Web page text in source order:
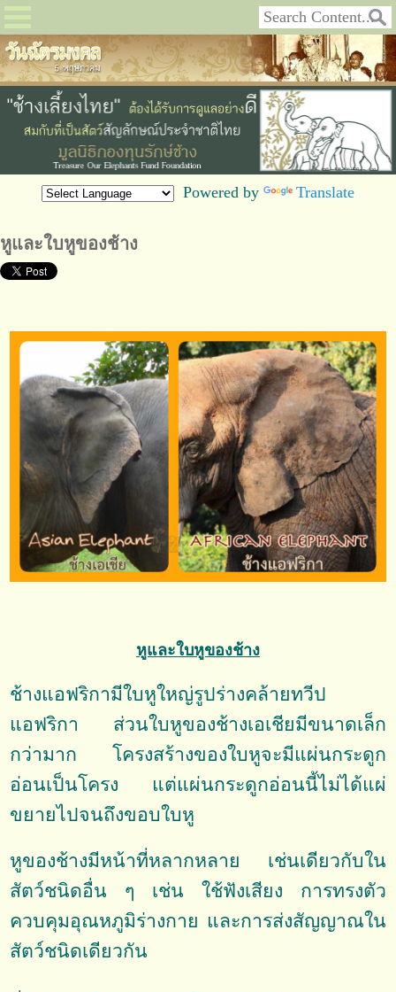
Powered by Translate
หูและใบหูของช้าง
หูและใบหูของช้าง
ช้างแอฟริกามีใบหูใหญ่รูปร่างคล้ายทวีป
แอฟริกา ส่วนใบหูของช้างเอเชียมีขนาดเล็ก
กว่ามาก โครงสร้างของใบหูจะมีแผ่นกระดูก
อ่อนเป็นโครง แต่แผ่นกระดูกอ่อนนี้ไม่ได้แผ่
ขยายไปจนถึงขอบใบหู
หูของช้างมีหน้าที่หลากหลาย เช่นเดียวกับใน
สัตว์ชนิดอื่น ๆ เช่น ใช้ฟังเสียง การทรงตัว
ควบคุมอุณหภูมิร่างกาย และการส่งสัญญาณใน
สัตว์ชนิดเดียวกัน